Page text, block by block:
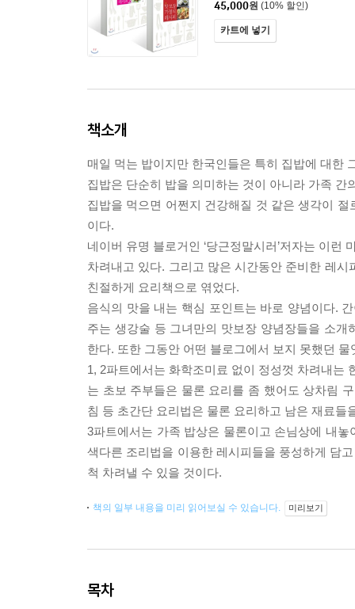
45,000원 (10% 할인)
카트에 넣기
책소개
매일 먹는 밥이지만 한국인들은 특히 집밥에 대한
집밥은 단순히 밥을 의미하는 것이 아니라 가족 간
집밥을 먹으면 어쩐지 건강해질 것 같은 생각이
이다.
네이버 유명 블로거인 ‘당근정말시러’저자는 이
차려내고 있다. 그리고 많은 시간동안 준비한 레
친절하게 요리책으로 엮었다.
음식의 맛을 내는 핵심 포인트는 바로 양념이다.
주는 생강술 등 그녀만의 맛보장 양념장들을 소
한다. 또한 그동안 어떤 블로그에서 보지 못했던
1, 2파트에서는 화학조미료 없이 정성껏 차려내는
는 초보 주부들은 물론 요리를 좀 했어도 상차림
침 등 초간단 요리법은 물론 요리하고 남은 재료
3파트에서는 가족 밥상은 물론이고 손님상에 내
색다른 조리법을 이용한 레시피들을 풍성하게 담
척 차려낼 수 있을 것이다.
책의 일부 내용을 미리 읽어보실 수 있습니다. 미리보기
목차